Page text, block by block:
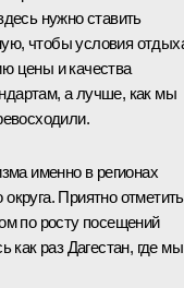
нужно ставить
чтобы условия
цены и качества
а лучше, как мы
именно в регионах
Приятно
по росту посещений
как раз Дагестан, где мы